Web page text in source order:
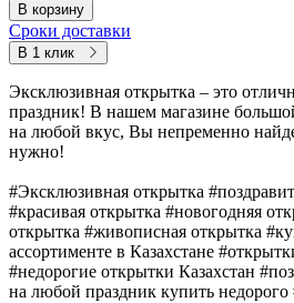
В корзину
Сроки доставки
В 1 клик
Эксклюзивная открытка – это
праздник! В нашем магазине
на любой вкус, Вы непременно
нужно!
#Эксклюзивная открытка
#красивая открытка #новогодняя
открытка #живописная открытка
ассортименте в Казахстане
#недорогие открытки Казахстан
на любой праздник купить недорого